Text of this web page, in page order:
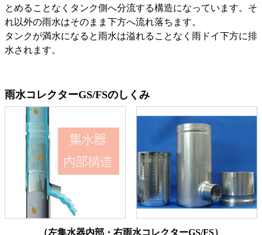
とめることなくタンク側へ分流する構造になっています。そ
れ以外の雨水はそのまま下方へ流れ落ちます。
タンクが満水になると雨水は溢れることなく雨ドイ下方に排
水されます。
雨水コレクターGS/FSのしくみ
（左集水器内部・右雨水コレクターGS/FS）